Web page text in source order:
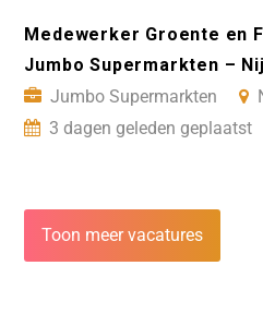
Medewerker Groente en
Jumbo Supermarkten –
Jumbo Supermarkten
3 dagen geleden geplaatst
Toon meer vacatures